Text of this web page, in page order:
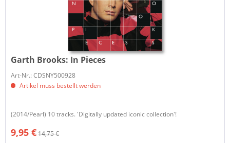
Garth Brooks: In Pieces
Art-Nr.: CDSNY500928
Artikel muss bestellt werden
(2014/Pearl) 10 tracks. 'Digitally updated iconic collection'!
9,95 €14,75 €